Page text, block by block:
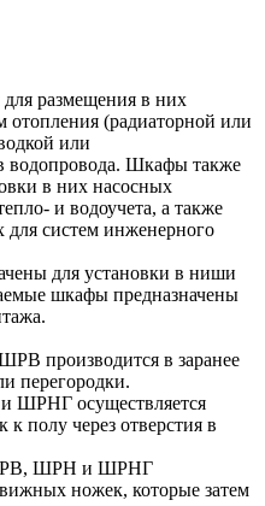
размещения в них
отопления (радиаторной или
или
водопровода. Шкафы также
в них насосных
и водоучета, а также
для систем инженерного
для установки в ниши
шкафы предназначены
производится в заранее
перегородки.
осуществляется
полу через отверстия в
ШРВ, ШРН и ШРНГ
ножек, которые затем